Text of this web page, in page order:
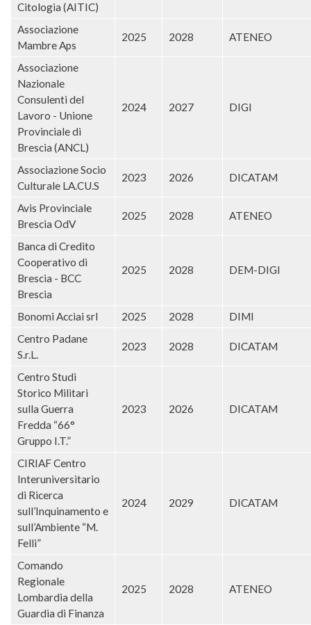
Citologia (AITIC)
Associazione
Mambre Aps
2025 2028 ATENEO
Associazione
Nazionale
Consulenti del
Lavoro - Unione
Provinciale di
Brescia (ANCL)
2024 2027 DIGI
Associazione Socio
Culturale LA.CU.S
2023 2026 DICATAM
Avis Provinciale
Brescia OdV
2025 2028 ATENEO
Banca di Credito
Cooperativo di
Brescia - BCC
Brescia
2025 2028 DEM-DIGI
Bonomi Acciai srl 2025 2028
DIMI
Centro Padane
S.r.L.
2023 2028 DICATAM
Centro Studi
Storico Militari
sulla Guerra
Fredda “66°
Gruppo I.T.”
2023 2026 DICATAM
CIRIAF Centro
Interuniversitario
di Ricerca
sull’Inquinamento e
sull’Ambiente “M.
Felli”
2024 2029 DICATAM
Comando
Regionale
Lombardia della
Guardia di Finanza
2025 2028 ATENEO